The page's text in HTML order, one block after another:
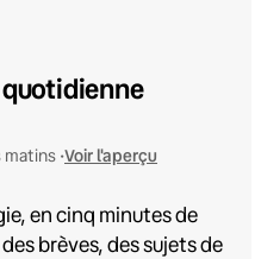
quotidienne
•Voir l'aperçu
en cinq minutes de
brèves, des sujets de